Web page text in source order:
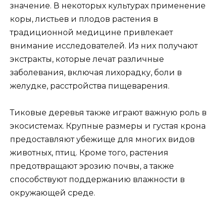
значение. В некоторых культурах применение
коры, листьев и плодов растения в
традиционной медицине привлекает
внимание исследователей. Из них получают
экстракты, которые лечат различные
заболевания, включая лихорадку, боли в
желудке, расстройства пищеварения.
Тиковые деревья также играют важную роль в
экосистемах. Крупные размеры и густая крона
предоставляют убежище для многих видов
животных, птиц. Кроме того, растения
предотвращают эрозию почвы, а также
способствуют поддержанию влажности в
окружающей среде.